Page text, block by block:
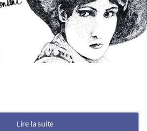
Lire la suite